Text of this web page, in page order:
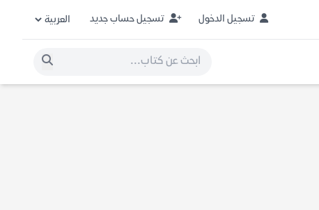
تسجيل الدخول تسجيل حساب جديد